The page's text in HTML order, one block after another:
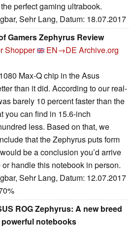
perfect gaming ultrabook.
Sehr Lang, Datum: 18.07.2017
Gamers Zephyrus Review
Shopper EN→DE Archive.org
Max-Q chip in the Asus
than it did. According to our real-
barely 10 percent faster than the
you can find in 15.6-inch
less. Based on that, we
that the Zephyrus puts form
be a conclusion you’d arrive
or handle this notebook in person.
Sehr Lang, Datum: 12.07.2017
ROG Zephyrus: A new breed
notebooks